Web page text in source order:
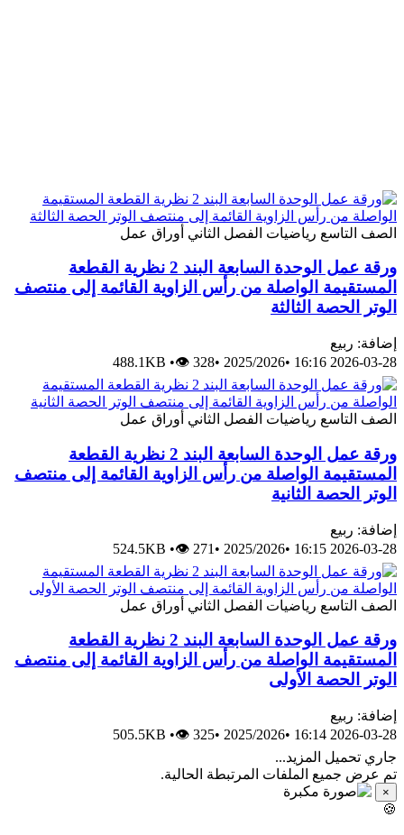
الصف التاسع رياضيات الفصل الثاني أوراق عمل
ورقة عمل الوحدة السابعة البند 2 نظرية القطعة
المستقيمة الواصلة من رأس الزاوية القائمة إلى منتصف
الوتر الحصة الثالثة
إضافة: ربيع
2026-03-28 16:16
•
2025/2026
•
488.1KB •👁 328
الصف التاسع رياضيات الفصل الثاني أوراق عمل
ورقة عمل الوحدة السابعة البند 2 نظرية القطعة
المستقيمة الواصلة من رأس الزاوية القائمة إلى منتصف
الوتر الحصة الثانية
إضافة: ربيع
2026-03-28 16:15
•
2025/2026
•
524.5KB •👁 271
الصف التاسع رياضيات الفصل الثاني أوراق عمل
ورقة عمل الوحدة السابعة البند 2 نظرية القطعة
المستقيمة الواصلة من رأس الزاوية القائمة إلى منتصف
الوتر الحصة الأولى
إضافة: ربيع
2026-03-28 16:14
•
2025/2026
•
505.5KB •👁 325
جاري تحميل المزيد...
تم عرض جميع الملفات المرتبطة الحالية.
×
🍪